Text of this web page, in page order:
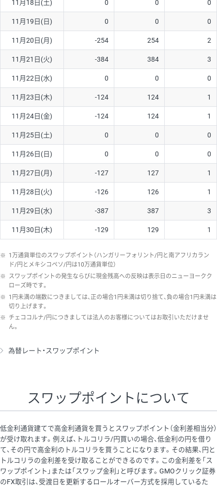
11月18日(土) 0 0 0
11月19日(日) 0 0 0
11月20日(月) -254 254 2
11月21日(火) -384 384 3
11月22日(水) 0 0 0
11月23日(木) -124 124 1
11月24日(金) -124 124 1
11月25日(土) 0 0 0
11月26日(日) 0 0 0
11月27日(月) -127 127 1
11月28日(火) -126 126 1
11月29日(水) -387 387 3
11月30日(木) -129 129 1
※ 1万通貨単位のスワップポイント（ハンガリーフォリント/円と南アフリカラン
ド/円とメキシコペソ/円は10万通貨単位）
※ スワップポイントの発生ならびに現金残高への反映は表示日のニューヨークク
ローズ時です。
※ 1円未満の端数につきましては、正の場合1円未満は切り捨て、負の場合1円未満は
切り上げます。
※ チェココルナ/円につきましては法人のお客様についてはお取引いただけませ
ん。
為替レート・スワップポイント
スワップポイントについて
低金利通貨建てで高金利通貨を買うとスワップポイント（金利差相当分）
が受け取れます。例えば、トルコリラ/円買いの場合、低金利の円を借り
て、その円で高金利のトルコリラを買うことになります。その結果、円と
トルコリラの金利差を受け取ることができるのです。この金利差を「ス
ワップポイント」または「スワップ金利」と呼びます。GMOクリック証券
のFX取引は、受渡日を更新するロールオーバー方式を採用しているた